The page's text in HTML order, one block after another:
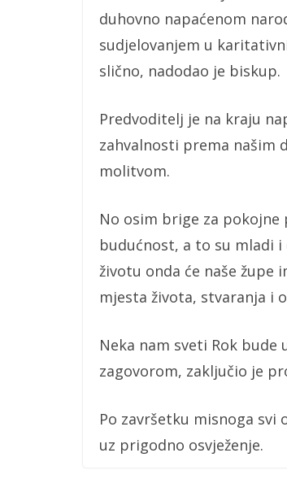
duhovno napaćenom
sudjelovanjem u
slično, nadodao je biskup.
Predvoditelj je na kraju
zahvalnosti prema našim
molitvom.
No osim brige za
budućnost, a to su mladi
životu onda će naše župe
mjesta života, stvaranja i
Neka nam sveti Rok
zagovorom, zaključio je
Po završetku misnoga svi
uz prigodno osvježenje.